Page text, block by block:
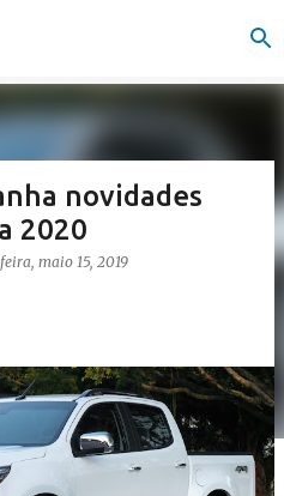
principal
novidades
2020
maio 15, 2019